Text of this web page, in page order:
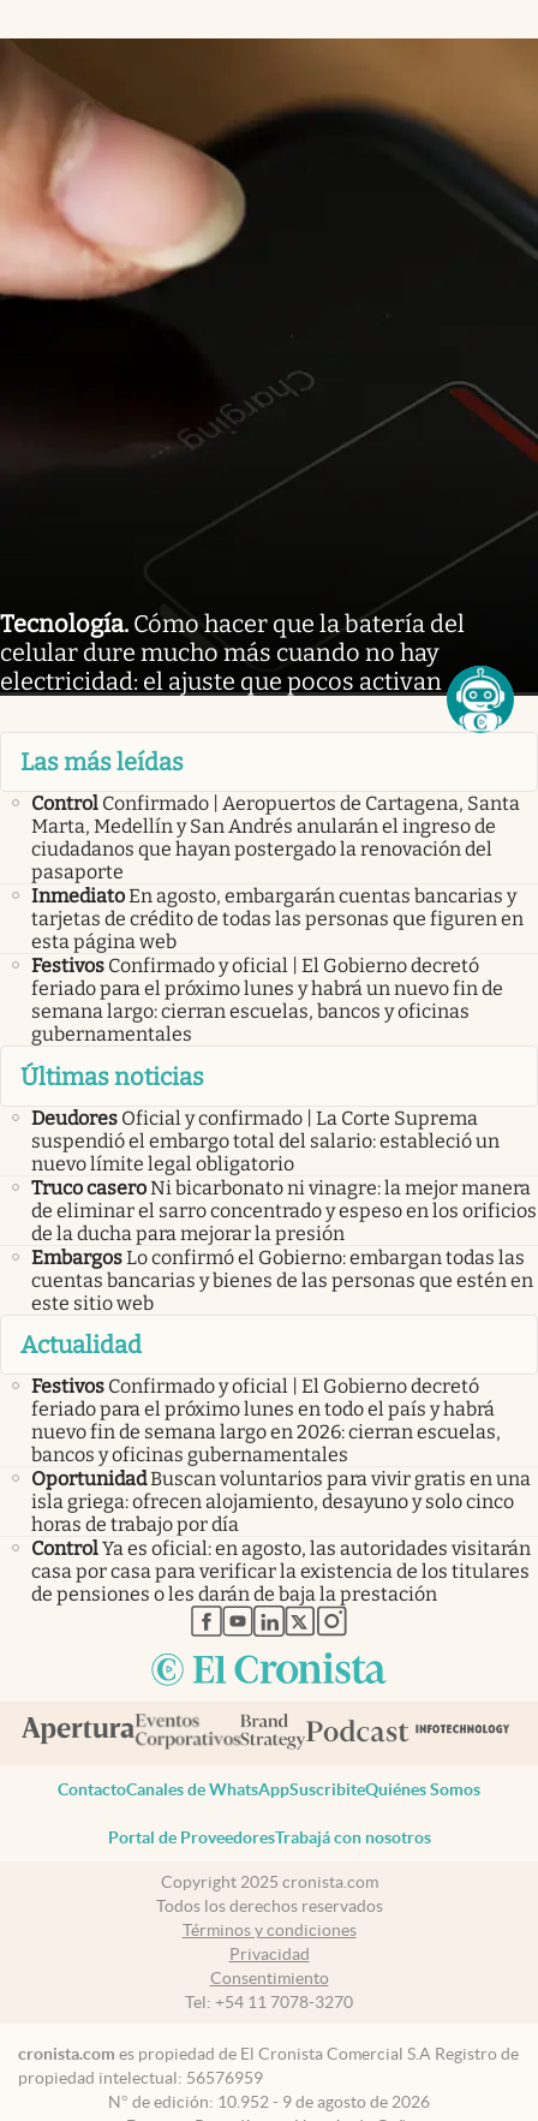
Tecnología. Cómo hacer que la batería del
celular dure mucho más cuando no hay
electricidad: el ajuste que pocos activan
Las más leídas
Control Confirmado | Aeropuertos de Cartagena, Santa
Marta, Medellín y San Andrés anularán el ingreso de
ciudadanos que hayan postergado la renovación del
pasaporte
InmediatoEn agosto, embargarán cuentas bancarias y
tarjetas de crédito de todas las personas que figuren en
esta página web
Festivos Confirmado y oficial | El Gobierno decretó
feriado para el próximo lunes y habrá un nuevo fin de
semana largo: cierran escuelas, bancos y oficinas
gubernamentales
Últimas noticias
Deudores Oficial y confirmado | La Corte Suprema
suspendió el embargo total del salario: estableció un
nuevo límite legal obligatorio
Truco caseroNi bicarbonato ni vinagre: la mejor manera
de eliminar el sarro concentrado y espeso en los orificios
de la ducha para mejorar la presión
EmbargosLo confirmó el Gobierno: embargan todas las
cuentas bancarias y bienes de las personas que estén en
este sitio web
Actualidad
Festivos Confirmado y oficial | El Gobierno decretó
feriado para el próximo lunes en todo el país y habrá
nuevo fin de semana largo en 2026: cierran escuelas,
bancos y oficinas gubernamentales
OportunidadBuscan voluntarios para vivir gratis en una
isla griega: ofrecen alojamiento, desayuno y solo cinco
horas de trabajo por día
ControlYa es oficial: en agosto, las autoridades visitarán
casa por casa para verificar la existencia de los titulares
de pensiones o les darán de baja la prestación
abre en nueva pestaña
abre en nueva pestaña
abre en nueva pestaña
abre en nueva pestaña
abre en nueva pestaña
ContactoCanales de WhatsAppSuscribiteQuiénes Somos
Portal de ProveedoresTrabajá con nosotros
Copyright 2025 cronista.com
Todos los derechos reservados
Términos y condiciones
Privacidad
Consentimiento
Tel: +54 11 7078-3270
cronista.com es propiedad de El Cronista Comercial S.A Registro de
propiedad intelectual: 56576959
N° de edición: 10.952 - 9 de agosto de 2026